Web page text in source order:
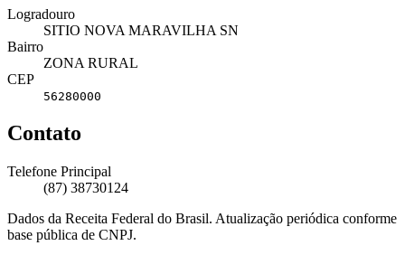
Logradouro
SITIO NOVA MARAVILHA SN
Bairro
ZONA RURAL
CEP
56280000
Contato
Telefone Principal
(87) 38730124
Dados da Receita Federal do Brasil. Atualização periódica conforme
base pública de CNPJ.